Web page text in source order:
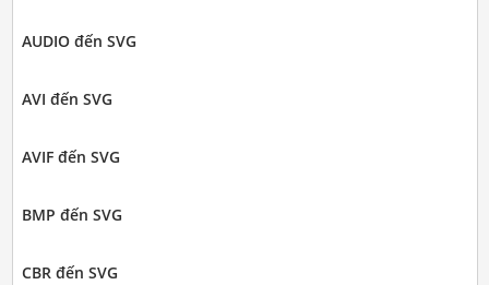
AUDIO đến SVG
AVI đến SVG
AVIF đến SVG
BMP đến SVG
CBR đến SVG